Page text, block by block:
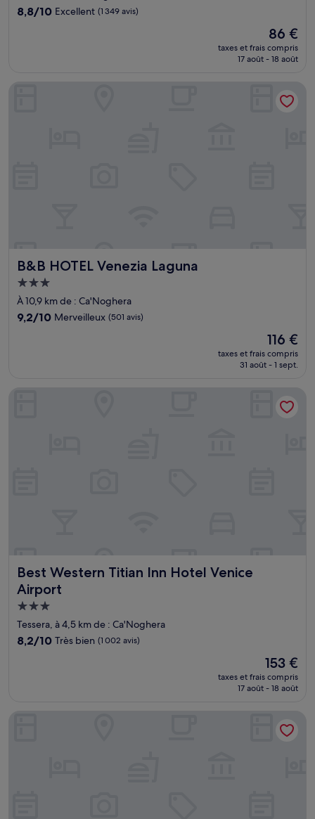
8.8
8,8/10 Excellent (1 349 avis)
Le
nouveau
prix
86 €
86 €
taxes et frais compris
17 août - 18 août
B&B HOTEL Venezia Laguna
B&B HOTEL Venezia Laguna
Hébergement
3.0 étoiles
À 10,9 km de : Ca'Noghera
9.2
9,2/10 Merveilleux (501 avis)
Le
nouveau
prix
de
116 €
116 €
taxes et frais compris
31 août - 1 sept.
B&B HOTEL Venezia Laguna
Best Western Titian Inn Hotel Venice
Airport
Best Western Titian Inn Hotel Venice Airport
Hébergement
3.0 étoiles
Tessera, à 4,5 km de : Ca'Noghera
8.2
8,2/10 Très bien (1 002 avis)
Le
nouveau
prix
153 €
153 €
taxes et frais compris
17 août - 18 août
Hyatt Centric Murano Venice